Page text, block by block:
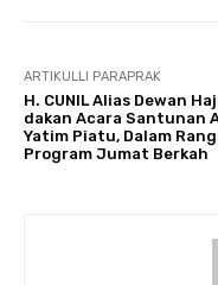
ARTIKULLI PARAPRAK
H. CUNIL Alias Dewan
dakan Acara Santunan
Yatim Piatu, Dalam
Program Jumat Berkah